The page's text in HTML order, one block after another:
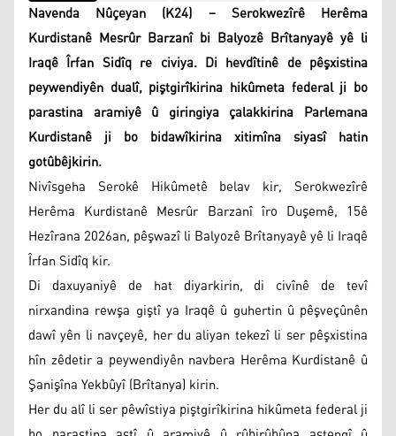
Navenda Nûçeyan (K24) – Serokwezîrê Herêma
Kurdistanê Mesrûr Barzanî bi Balyozê Brîtanyayê yê li
Iraqê Îrfan Sidîq re civiya. Di hevdîtinê de pêşxistina
peywendiyên dualî, piştgirîkirina hikûmeta federal ji bo
parastina aramiyê û giringiya çalakkirina Parlemana
Kurdistanê ji bo bidawîkirina xitimîna siyasî hatin
gotûbêjkirin.
Nivîsgeha Serokê Hikûmetê belav kir, Serokwezîrê
Herêma Kurdistanê Mesrûr Barzanî îro Duşemê, 15ê
Hezîrana 2026an, pêşwazî li Balyozê Brîtanyayê yê li Iraqê
Îrfan Sidîq kir.
Di daxuyaniyê de hat diyarkirin, di civînê de tevî
nirxandina rewşa giştî ya Iraqê û guhertin û pêşveçûnên
dawî yên li navçeyê, her du aliyan tekezî li ser pêşxistina
hîn zêdetir a peywendiyên navbera Herêma Kurdistanê û
Şanişîna Yekbûyî (Brîtanya) kirin.
Her du alî li ser pêwîstiya piştgirîkirina hikûmeta federal ji